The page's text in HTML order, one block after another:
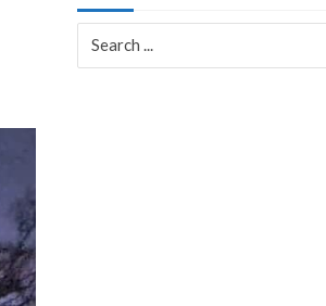
for: